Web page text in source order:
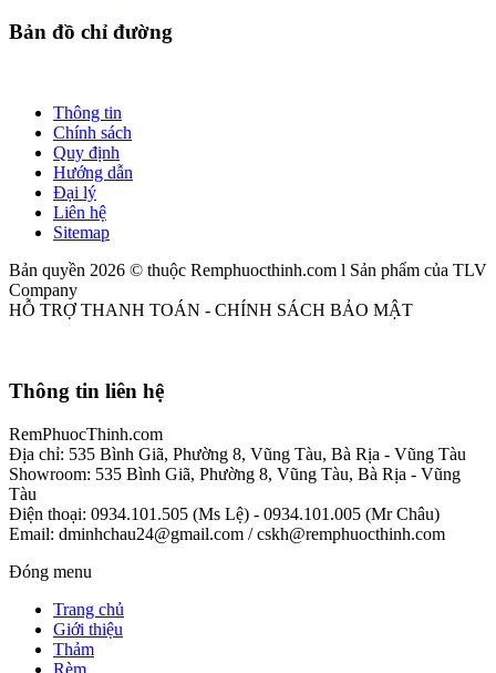
Bản đồ chỉ đường
Thông tin
Chính sách
Quy định
Hướng dẫn
Đại lý
Liên hệ
Sitemap
Bản quyền 2026 © thuộc Remphuocthinh.com l Sản phẩm của TLV
Company
HỖ TRỢ THANH TOÁN - CHÍNH SÁCH BẢO MẬT
Thông tin liên hệ
RemPhuocThinh.com
Địa chỉ: 535 Bình Giã, Phường 8, Vũng Tàu, Bà Rịa - Vũng Tàu
Showroom: 535 Bình Giã, Phường 8, Vũng Tàu, Bà Rịa - Vũng
Tàu
Điện thoại: 0934.101.505 (Ms Lệ) - 0934.101.005 (Mr Châu)
Email: dminhchau24@gmail.com / cskh@remphuocthinh.com
Đóng menu
Trang chủ
Giới thiệu
Thảm
Rèm